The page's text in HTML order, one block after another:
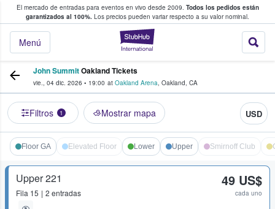
El mercado de entradas para eventos en vivo desde 2009. Todos los pedidos están
garantizados al 100%. Los precios pueden variar respecto a su valor nominal.
StubHub:
Menú
y venta de entradas entre fans
John SummitOakland Tickets
vie., 04 dic. 2026 • 19:00 at Oakland Arena, Oakland, CA
Filtros 1 Mostrar mapa USD
Floor GA Elevated Floor Lower Upper Smirnoff Club
Upper 221
Fila 15 2 entradas
49 US$
cada uno